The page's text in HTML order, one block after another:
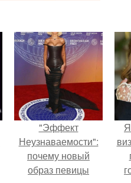
"Эффект
Неузнаваемости":
почему новый
образ певицы